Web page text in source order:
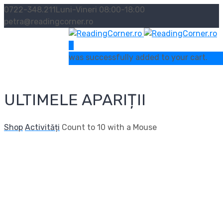
0722-348.211Luni-Vineri 08:00-18:00
petra@readingcorner.ro
was successfully added to your cart.
ULTIMELE APARIȚII
Shop Activități Count to 10 with a Mouse